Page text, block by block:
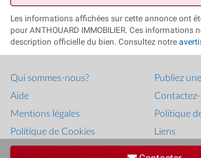
Les informations affichées sur cette annonce ont
pour ANTHOUARD IMMOBILIER. Ces informations
description officielle du bien. Consultez notre
Qui sommes-nous?
Publiez
Aide
Mentions légales
Politique
Politique de Cookies
Liens